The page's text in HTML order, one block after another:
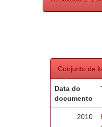
Conjunto de
Data do
documento
2010